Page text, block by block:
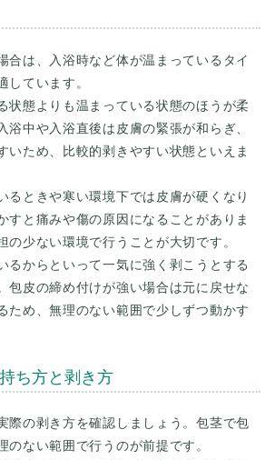
合は、入浴時など体が温まっているタイ
しています。
状態よりも温まっている状態のほうが柔
浴中や入浴直後は皮膚の緊張が和らぎ、
いため、比較的剥きやすい状態といえま
るときや寒い環境下では皮膚が硬くなり
すと痛みや傷の原因になることがありま
の少ない環境で行うことが大切です。
るからといって一気に強く剥こうとする
包皮の締め付けが強い場合は元に戻せな
ため、無理のない範囲で少しずつ動かす
ち方と剥き方
際の剥き方を確認しましょう。包茎で包
のない範囲で行うのが前提です。